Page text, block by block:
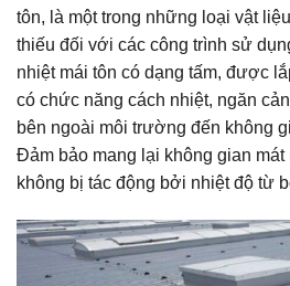
tôn, là một trong những loại vật
thiếu đối với các công trình sử
nhiệt mái tôn có dạng tấm, được
có chức năng cách nhiệt, ngăn
bên ngoài môi trường đến không
Đảm bảo mang lại không gian mát
không bị tác động bởi nhiệt độ từ